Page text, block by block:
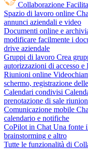
Collaborazione
Spazio di lavoro online
annunci aziendali e video
Documenti online e
modificare facilmente i
drive aziendale
Gruppi di lavoro Crea
autorizzazioni di accesso
Riunioni online
schermo, registrazione
Calendari condivisi
prenotazione di sale
Comunicazione mobile
calendario e notifiche
CoPilot in Chat Una fonte
brainstorming e altro
Tutte le funzionalità di